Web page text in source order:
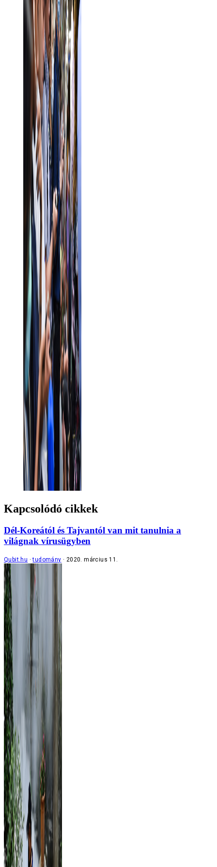
Kapcsolódó cikkek
Dél-Koreától és Tajvantól van mit tanulnia a
világnak vírusügyben
Qubit.hu tudomány 2020. március 11.